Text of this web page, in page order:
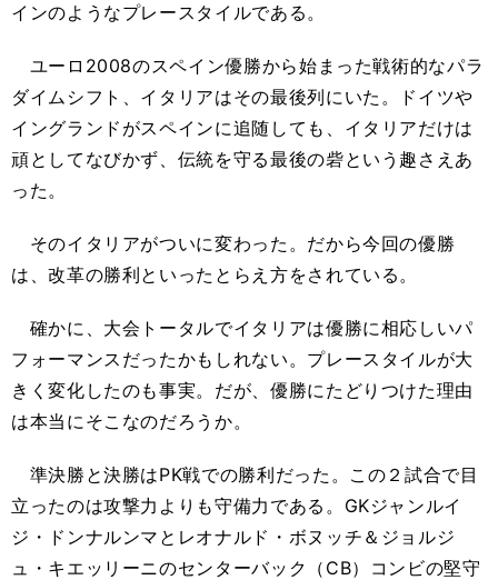
インのようなプレースタイルである。
ユーロ2008のスペイン優勝から始まった戦術的なパラ
ダイムシフト、イタリアはその最後列にいた。ドイツや
イングランドがスペインに追随しても、イタリアだけは
頑としてなびかず、伝統を守る最後の砦という趣さえあ
った。
そのイタリアがついに変わった。だから今回の優勝
は、改革の勝利といったとらえ方をされている。
確かに、大会トータルでイタリアは優勝に相応しいパ
フォーマンスだったかもしれない。プレースタイルが大
きく変化したのも事実。だが、優勝にたどりつけた理由
は本当にそこなのだろうか。
準決勝と決勝はPK戦での勝利だった。この２試合で目
立ったのは攻撃力よりも守備力である。GKジャンルイ
ジ・ドンナルンマとレオナルド・ボヌッチ＆ジョルジ
ュ・キエッリーニのセンターバック（CB）コンビの堅守